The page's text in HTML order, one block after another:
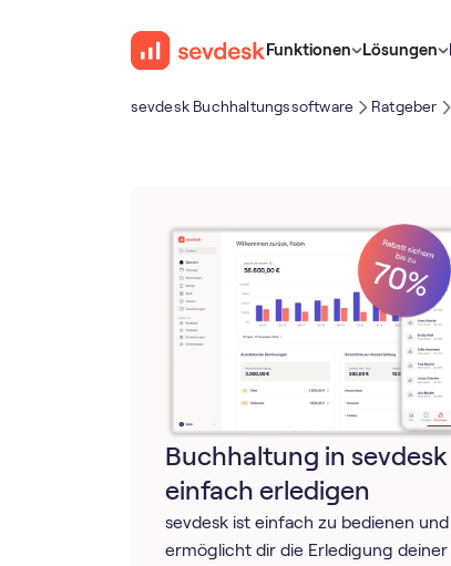
Funktionen Lösungen
sevdesk Buch­haltungs­software Ratgeber
Buchhaltung in sevdesk
einfach erledigen
sevdesk ist einfach zu bedienen und
ermöglicht dir die Erledigung deiner